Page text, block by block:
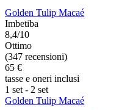
Golden Tulip Macaé
Imbetiba
8,4/10
Ottimo
(347 recensioni)
65 €
tasse e oneri inclusi
1 set - 2 set
Golden Tulip Macaé